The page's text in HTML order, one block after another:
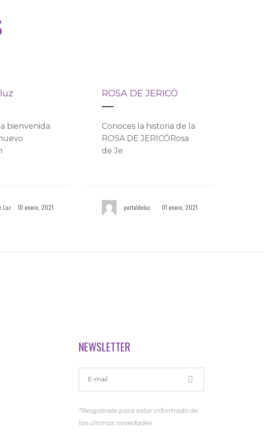
bienvenida
Luz 10 enero, 2021
ROSA DE JERICÓ
Conoces la historia de la
ROSA DE JERICÓRosa
de Je
portaldeluz 01 enero, 2021
NEWSLETTER
*Resgistrate para estar informado de
las últimas novedades